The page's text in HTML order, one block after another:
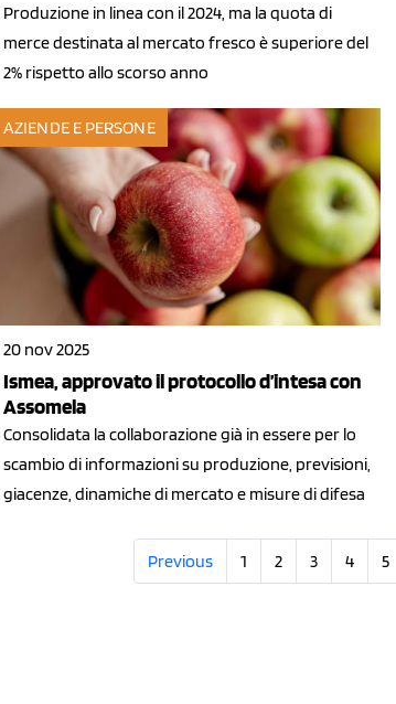
Produzione in linea con il 2024, ma la quota di
merce destinata al mercato fresco è superiore del
2% rispetto allo scorso anno
AZIENDE E PERSONE
20 nov 2025
Ismea, approvato il protocollo d’intesa con
Assomela
Consolidata la collaborazione già in essere per lo
scambio di informazioni su produzione, previsioni,
giacenze, dinamiche di mercato e misure di difesa
Previous 1 2 3 4 5